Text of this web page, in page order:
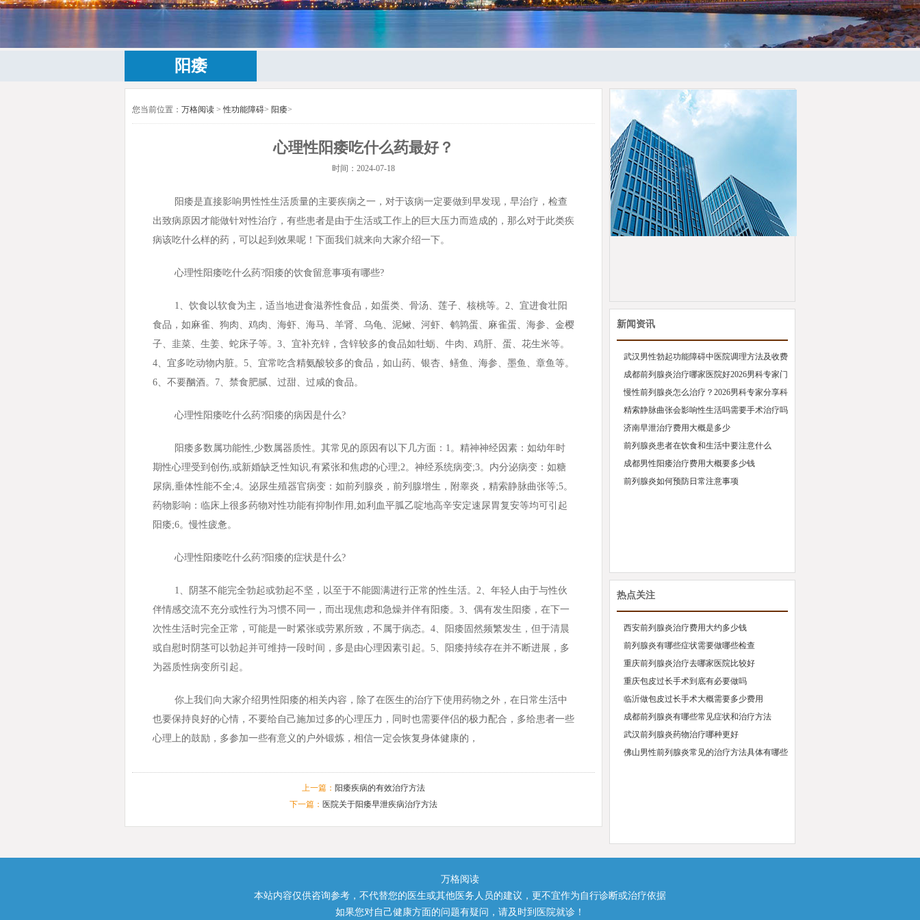
阳痿
您当前位置： 万格阅读 >性功能障碍> 阳痿>
心理性阳痿吃什么药最好？
时间：2024-07-18
阳痿是直接影响男性性生活质量的主要疾病之一，对于该病一定要做到早发现，早治疗，检查
出致病原因才能做针对性治疗，有些患者是由于生活或工作上的巨大压力而造成的，那么对于此类疾
病该吃什么样的药，可以起到效果呢！下面我们就来向大家介绍一下。
心理性阳痿吃什么药?阳痿的饮食留意事项有哪些?
1、饮食以软食为主，适当地进食滋养性食品，如蛋类、骨汤、莲子、核桃等。2、宜进食壮阳
食品，如麻雀、狗肉、鸡肉、海虾、海马、羊肾、乌龟、泥鳅、河虾、鹌鹑蛋、麻雀蛋、海参、金樱
子、韭菜、生姜、蛇床子等。3、宜补充锌，含锌较多的食品如牡蛎、牛肉、鸡肝、蛋、花生米等。
4、宜多吃动物内脏。5、宜常吃含精氨酸较多的食品，如山药、银杏、鳝鱼、海参、墨鱼、章鱼等。
6、不要酗酒。7、禁食肥腻、过甜、过咸的食品。
心理性阳痿吃什么药?阳痿的病因是什么?
阳痿多数属功能性,少数属器质性。其常见的原因有以下几方面：1。精神神经因素：如幼年时
期性心理受到创伤,或新婚缺乏性知识,有紧张和焦虑的心理;2。神经系统病变;3。内分泌病变：如糖
尿病,垂体性能不全;4。泌尿生殖器官病变：如前列腺炎，前列腺增生，附睾炎，精索静脉曲张等;5。
药物影响：临床上很多药物对性功能有抑制作用,如利血平胍乙啶地高辛安定速尿胃复安等均可引起
阳痿;6。慢性疲惫。
心理性阳痿吃什么药?阳痿的症状是什么?
1、阴茎不能完全勃起或勃起不坚，以至于不能圆满进行正常的性生活。2、年轻人由于与性伙
伴情感交流不充分或性行为习惯不同一，而出现焦虑和急燥并伴有阳痿。3、偶有发生阳痿，在下一
次性生活时完全正常，可能是一时紧张或劳累所致，不属于病态。4、阳痿固然频繁发生，但于清晨
或自慰时阴茎可以勃起并可维持一段时间，多是由心理因素引起。5、阳痿持续存在并不断进展，多
为器质性病变所引起。
你上我们向大家介绍男性阳痿的相关内容，除了在医生的治疗下使用药物之外，在日常生活中
也要保持良好的心情，不要给自己施加过多的心理压力，同时也需要伴侣的极力配合，多给患者一些
心理上的鼓励，多参加一些有意义的户外锻炼，相信一定会恢复身体健康的，
上一篇： 阳痿疾病的有效治疗方法
下一篇： 医院关于阳痿早泄疾病治疗方法
新闻资讯
武汉男性勃起功能障碍中医院调理方法及收费
标准
成都前列腺炎治疗哪家医院好2026男科专家门
诊推荐
慢性前列腺炎怎么治疗？2026男科专家分享科
学调理方法
精索静脉曲张会影响性生活吗需要手术治疗吗
济南早泄治疗费用大概是多少
前列腺炎患者在饮食和生活中要注意什么
成都男性阳痿治疗费用大概要多少钱
前列腺炎如何预防日常注意事项
热点关注
西安前列腺炎治疗费用大约多少钱
前列腺炎有哪些症状需要做哪些检查
重庆前列腺炎治疗去哪家医院比较好
重庆包皮过长手术到底有必要做吗
临沂做包皮过长手术大概需要多少费用
成都前列腺炎有哪些常见症状和治疗方法
武汉前列腺炎药物治疗哪种更好
佛山男性前列腺炎常见的治疗方法具体有哪些
万格阅读
本站内容仅供咨询参考，不代替您的医生或其他医务人员的建议，更不宜作为自行诊断或治疗依据
如果您对自己健康方面的问题有疑问，请及时到医院就诊！